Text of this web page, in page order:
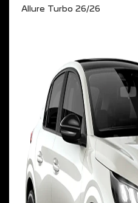
Allure Turbo 26/26